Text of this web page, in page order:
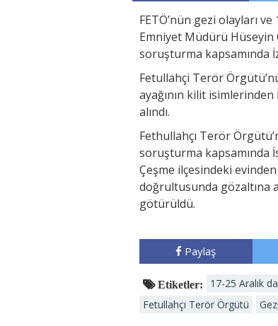
FETÖ’nün gezi olayları
Emniyet Müdürü Hüseyin
soruşturma kapsamında
Fetullahçi Terör
ayağının kilit
alındı.
Fethullahçı Terör
soruşturma kapsamında
Çeşme ilçesindeki
doğrultusunda gözaltına
götürüldü.
Paylaş
Etiketler: 17-25 Aralık
Fetullahçı Terör Örgütü